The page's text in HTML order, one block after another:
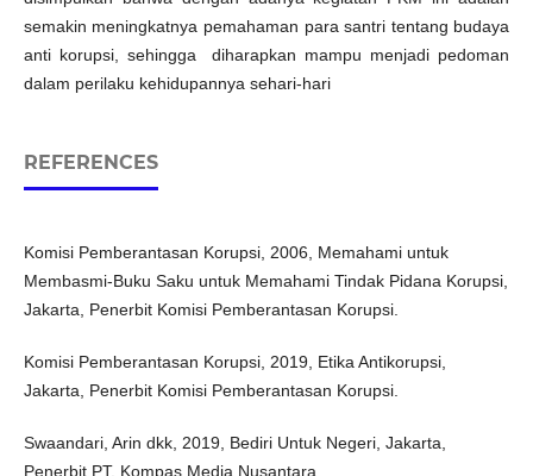
semakin meningkatnya pemahaman para santri tentang budaya
anti korupsi, sehingga diharapkan mampu menjadi pedoman
dalam perilaku kehidupannya sehari-hari
REFERENCES
Komisi Pemberantasan Korupsi, 2006, Memahami untuk
Membasmi-Buku Saku untuk Memahami Tindak Pidana Korupsi,
Jakarta, Penerbit Komisi Pemberantasan Korupsi.
Komisi Pemberantasan Korupsi, 2019, Etika Antikorupsi,
Jakarta, Penerbit Komisi Pemberantasan Korupsi.
Swaandari, Arin dkk, 2019, Bediri Untuk Negeri, Jakarta,
Penerbit PT. Kompas Media Nusantara